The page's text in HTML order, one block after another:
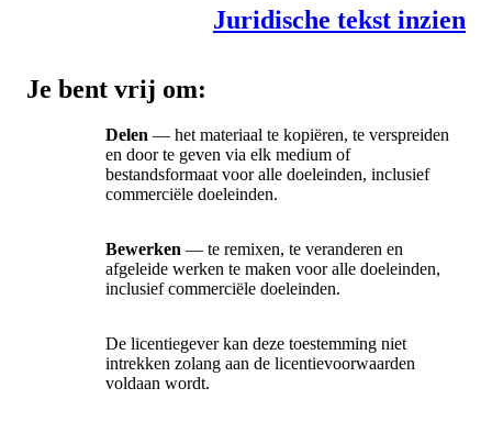
Juridische tekst inzien
Je bent vrij om:
Delen — het materiaal te kopiëren, te verspreiden
en door te geven via elk medium of
bestandsformaat voor alle doeleinden, inclusief
commerciële doeleinden.
Bewerken — te remixen, te veranderen en
afgeleide werken te maken voor alle doeleinden,
inclusief commerciële doeleinden.
De licentiegever kan deze toestemming niet
intrekken zolang aan de licentievoorwaarden
voldaan wordt.